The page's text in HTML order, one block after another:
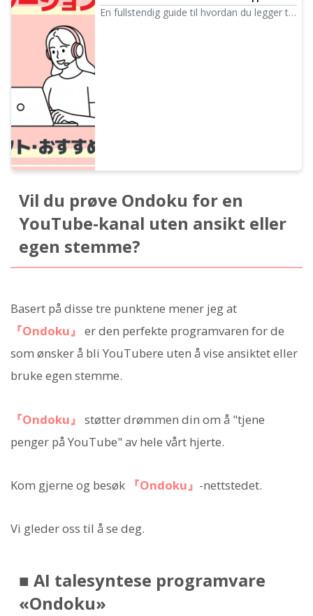
programvare til opptaksmetoder | Tekst-til-
tale-programvare Ondoku
En fullstendig guide til hvordan du legger til
Vil du prøve Ondoku for en
YouTube-kanal uten ansikt eller
egen stemme?
Basert på disse tre punktene mener jeg at
『Ondoku』 er den perfekte programvaren for de
som ønsker å bli YouTubere uten å vise ansiktet eller
bruke egen stemme.
『Ondoku』 støtter drømmen din om å "tjene
penger på YouTube" av hele vårt hjerte.
Kom gjerne og besøk 『Ondoku』 -nettstedet.
Vi gleder oss til å se deg.
■ AI talesyntese programvare
«Ondoku»